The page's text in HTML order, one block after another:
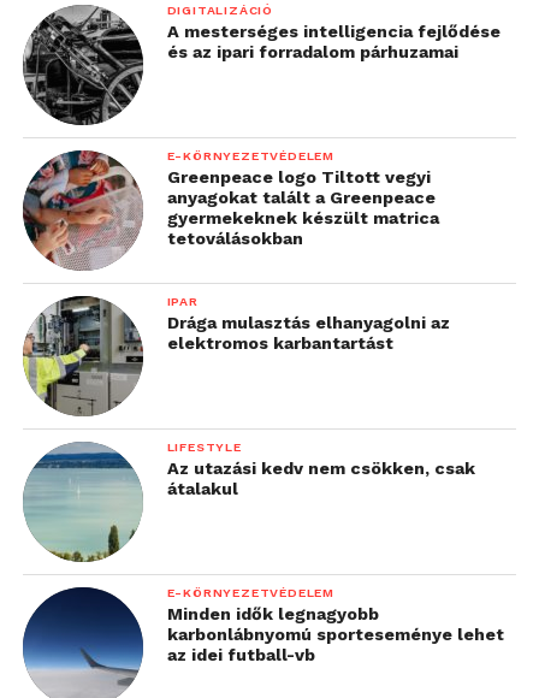
DIGITALIZÁCIÓ
A mesterséges intelligencia fejlődése
és az ipari forradalom párhuzamai
E-KÖRNYEZETVÉDELEM
Greenpeace logo Tiltott vegyi
anyagokat talált a Greenpeace
gyermekeknek készült matrica
tetoválásokban
IPAR
Drága mulasztás elhanyagolni az
elektromos karbantartást
LIFESTYLE
Az utazási kedv nem csökken, csak
átalakul
E-KÖRNYEZETVÉDELEM
Minden idők legnagyobb
karbonlábnyomú sporteseménye lehet
az idei futball-vb